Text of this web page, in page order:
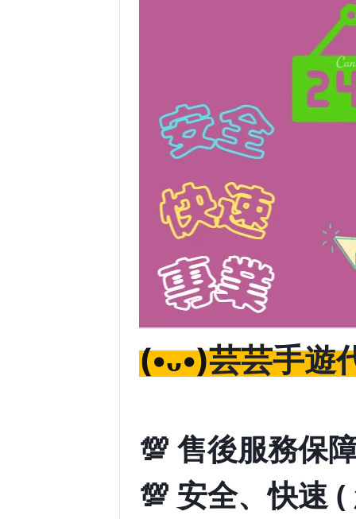
(•ᴗ•)芸芸手遊
💯 售後服務保
💯 安全、快速